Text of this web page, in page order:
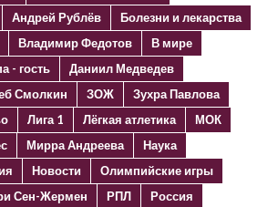
Андрей Рублёв
Болезни и лекарства
Владимир Федотов
В мире
- гость
Даниил Медведев
Смолкин
ЗОЖ
Зухра Павлова
Лига 1 Лёгкая атлетика
МОК
Мирра Андреева
Наука
Новости
Олимпийские игры
Сен-Жермен РПЛ
Россия